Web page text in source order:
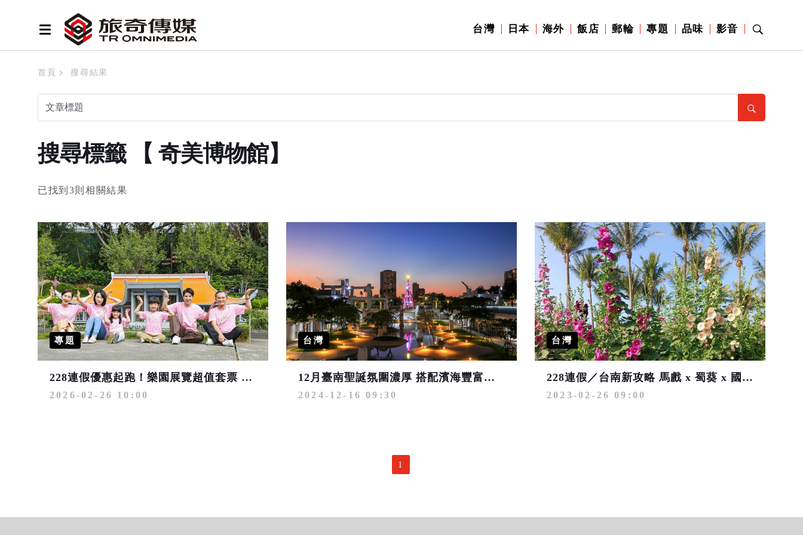
台灣 日本 海外 飯店 郵輪 專題 品味 影音
首頁 搜尋結果
搜尋標籤 【 奇美博物館】
已找到3則相關結果
專題
228連假優惠起跑！樂園展覽超值套票 日本eSIM網卡特價應援中華隊
2026-02-26 10:00
台灣
12月臺南聖誕氛圍濃厚 搭配濱海豐富生態 旅行正當時
2024-12-16 09:30
台灣
228連假／台南新攻略 馬戲 x 蜀葵 x 國際蘭展 x 親子遊
2023-02-26 09:00
1